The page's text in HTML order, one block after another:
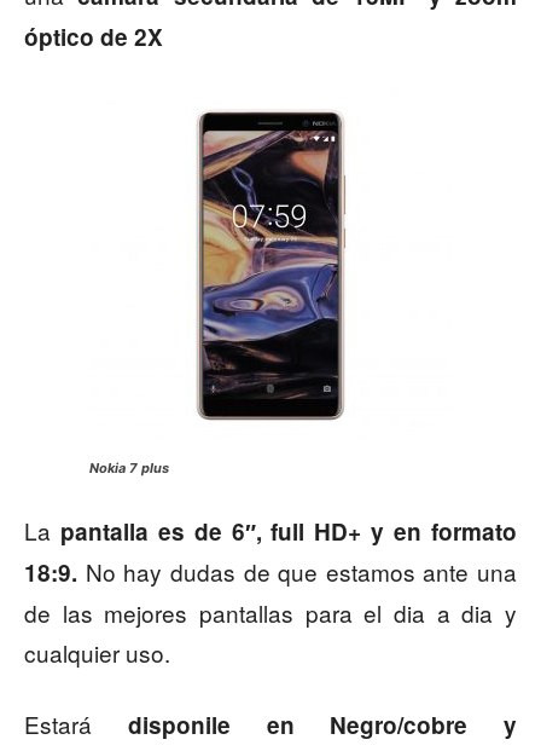
óptico de 2X
Nokia 7 plus
La pantalla es de 6″, full HD+ y en formato
18:9. No hay dudas de que estamos ante una
de las mejores pantallas para el dia a dia y
cualquier uso.
Estará disponile en Negro/cobre y